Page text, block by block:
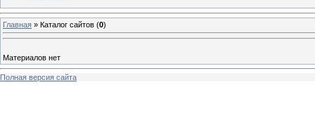
Главная » Каталог сайтов (0)
Материалов нет
Полная версия сайта